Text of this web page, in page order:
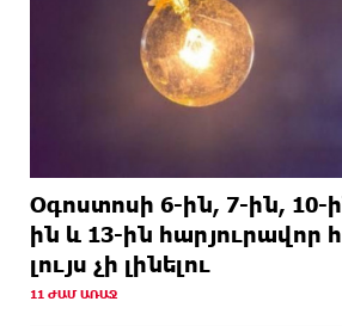
Օգոստոսի 6-ին, 7-ին, 10-
ին և 13-ին հարյուրավոր
լույս չի լինելու
11 ԺԱՄ ԱՌԱՋ